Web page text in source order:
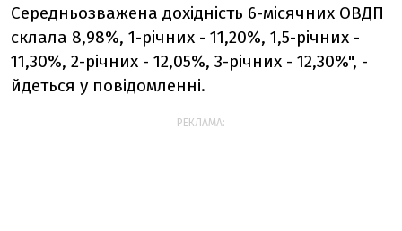
Середньозважена дохідність 6-місячних ОВДП
склала 8,98%, 1-річних - 11,20%, 1,5-річних -
11,30%, 2-річних - 12,05%, 3-річних - 12,30%", -
йдеться у повідомленні.
РЕКЛАМА: